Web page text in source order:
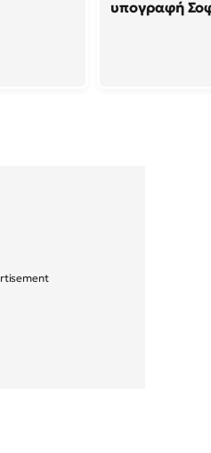
υπογραφή